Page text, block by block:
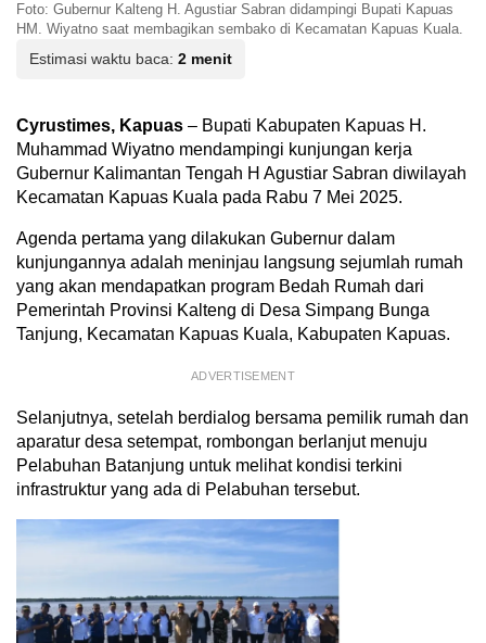
Foto: Gubernur Kalteng H. Agustiar Sabran didampingi Bupati Kapuas
HM. Wiyatno saat membagikan sembako di Kecamatan Kapuas Kuala.
Estimasi waktu baca: 2 menit
Cyrustimes, Kapuas – Bupati Kabupaten Kapuas H.
Muhammad Wiyatno mendampingi kunjungan kerja
Gubernur Kalimantan Tengah H Agustiar Sabran diwilayah
Kecamatan Kapuas Kuala pada Rabu 7 Mei 2025.
Agenda pertama yang dilakukan Gubernur dalam
kunjungannya adalah meninjau langsung sejumlah rumah
yang akan mendapatkan program Bedah Rumah dari
Pemerintah Provinsi Kalteng di Desa Simpang Bunga
Tanjung, Kecamatan Kapuas Kuala, Kabupaten Kapuas.
ADVERTISEMENT
Selanjutnya, setelah berdialog bersama pemilik rumah dan
aparatur desa setempat, rombongan berlanjut menuju
Pelabuhan Batanjung untuk melihat kondisi terkini
infrastruktur yang ada di Pelabuhan tersebut.